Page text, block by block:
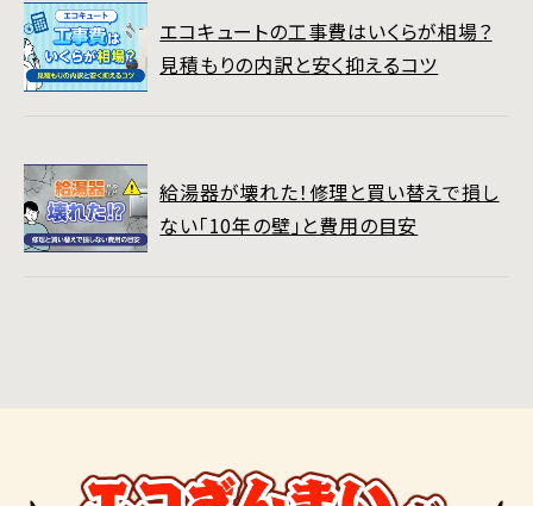
エコキュートの工事費はいくらが相場？
見積もりの内訳と安く抑えるコツ
給湯器が壊れた！修理と買い替えで損し
ない「10年の壁」と費用の目安